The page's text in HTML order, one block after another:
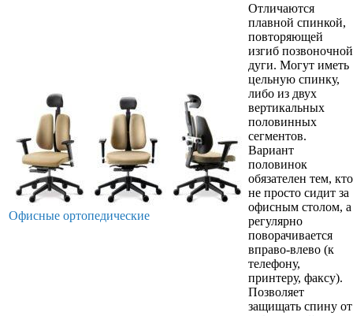
Офисные ортопедические
Отличаются
плавной спинкой,
повторяющей
изгиб позвоночной
дуги. Могут иметь
цельную спинку,
либо из двух
вертикальных
половинных
сегментов.
Вариант
половинок
обязателен тем, кто
не просто сидит за
офисным столом, а
регулярно
поворачивается
вправо-влево (к
телефону,
принтеру, факсу).
Позволяет
защищать спину от